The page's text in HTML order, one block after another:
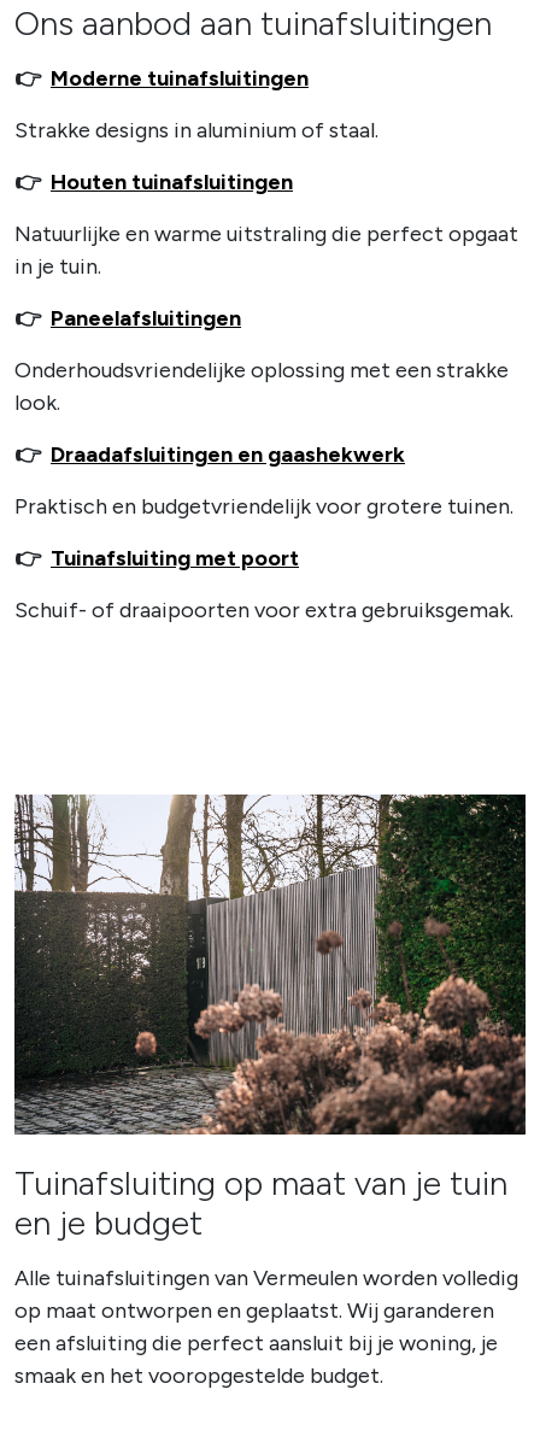
Ons aanbod aan tuinafsluitingen
👉 Moderne tuinafsluitingen
Strakke designs in aluminium of staal.
👉 Houten tuinafsluitingen
Natuurlijke en warme uitstraling die perfect opgaat
in je tuin.
👉 Paneelafsluitingen
Onderhoudsvriendelijke oplossing met een strakke
look.
👉 Draadafsluitingen en gaashekwerk
Praktisch en budgetvriendelijk voor grotere tuinen.
👉 Tuinafsluiting met poort
Schuif- of draaipoorten voor extra gebruiksgemak.
Tuinafsluiting op maat van je tuin
en je budget
Alle tuinafsluitingen van Vermeulen worden volledig
op maat ontworpen en geplaatst. Wij garanderen
een afsluiting die perfect aansluit bij je woning, je
smaak en het vooropgestelde budget.